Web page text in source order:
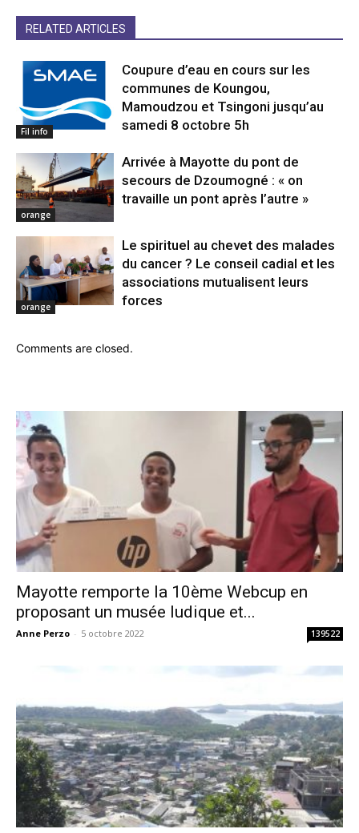
RELATED ARTICLES
Fil info
Coupure d’eau en cours sur les
communes de Koungou,
Mamoudzou et Tsingoni jusqu’au
samedi 8 octobre 5h
orange
Arrivée à Mayotte du pont de
secours de Dzoumogné : « on
travaille un pont après l’autre »
orange
Le spirituel au chevet des malades
du cancer ? Le conseil cadial et les
associations mutualisent leurs
forces
Comments are closed.
Mayotte remporte la 10ème Webcup en
proposant un musée ludique et...
Anne Perzo - 5 octobre 2022 139522